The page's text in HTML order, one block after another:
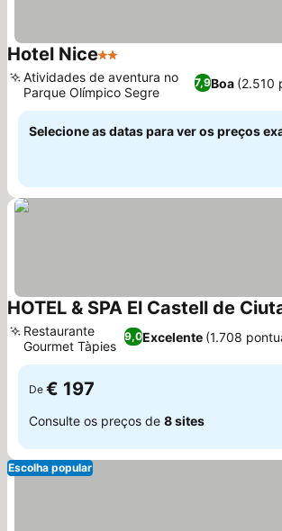
Hotel Nice2 Estrelas
7,9Boa (2.510
Atividades de aventura no
Parque Olímpico Segre
Selecione as datas para ver os preços
HOTEL & SPA El Castell de
9,0Excelente (1.708
Restaurante
Gourmet Tàpies
De € 197
Consulte os preços de 8 sites
Escolha popular